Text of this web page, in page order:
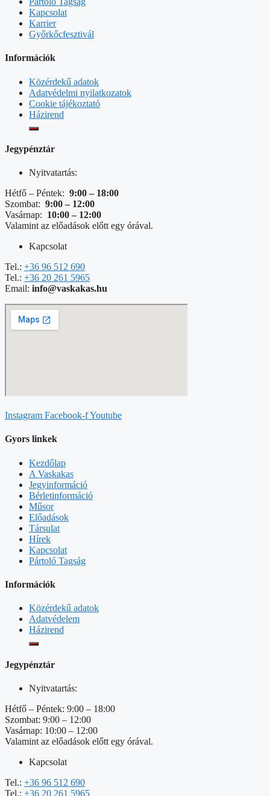
Kapcsolat
Karrier
Győrkőcfesztivál
Információk
Közérdekű adatok
Adatvédelmi nyilatkozatok
Cookie tájékoztató
Házirend
Jegypénztár
Nyitvatartás:
Hétfő – Péntek: 9:00 – 18:00
Szombat: 9:00 – 12:00
Vasárnap: 10:00 – 12:00
Valamint az előadások előtt egy órával.
Kapcsolat
Tel.: +36 96 512 690
Tel.: +36 20 261 5965
Email: info@vaskakas.hu
Instagram Facebook-fYoutube
Gyors linkek
Kezdőlap
A Vaskakas
Jegyinformáció
Bérletinformáció
Műsor
Előadások
Társulat
Hírek
Kapcsolat
Pártoló Tagság
Információk
Közérdekű adatok
Adatvédelem
Házirend
Jegypénztár
Nyitvatartás:
Hétfő – Péntek: 9:00 – 18:00
Szombat: 9:00 – 12:00
Vasárnap: 10:00 – 12:00
Valamint az előadások előtt egy órával.
Kapcsolat
Tel.: +36 96 512 690
Tel.: +36 20 261 5965